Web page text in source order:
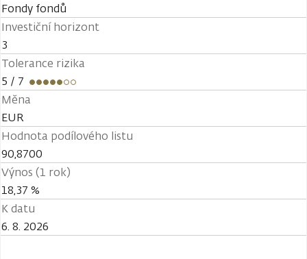
Fondy fondů
Investiční horizont
3
Tolerance rizika
5 / 7
Měna
EUR
Hodnota podílového listu
90,8700
Výnos (1 rok)
18,37 %
K datu
6. 8. 2026